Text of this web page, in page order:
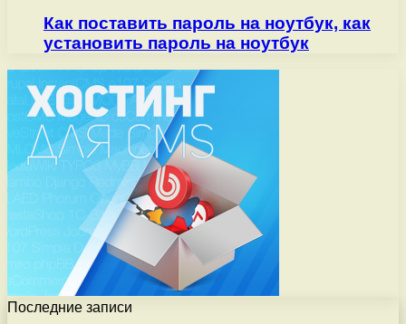
Как поставить пароль на ноутбук, как
установить пароль на ноутбук
Последние записи